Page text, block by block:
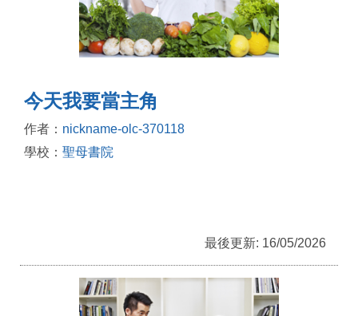
今天我要當主角
作者： nickname-olc-370118
學校： 聖母書院
最後更新: 16/05/2026